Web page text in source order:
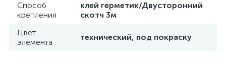
Способ
крепления
клей герметик/Двусторонний
скотч 3м
Цвет
элемента
технический, под покраску